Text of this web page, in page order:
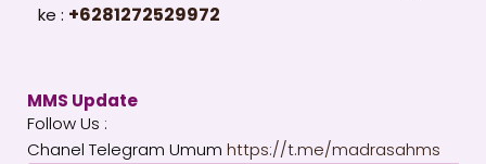
ke : +6281272529972
MMS Update
Follow Us :
Chanel Telegram Umum https://t.me/madrasahms